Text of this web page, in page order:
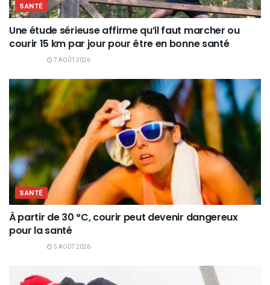
SANTÉ
Une étude sérieuse affirme qu’il faut marcher ou
courir 15 km par jour pour être en bonne santé
7 AOÛT 2026
SANTÉ
À partir de 30 °C, courir peut devenir dangereux
pour la santé
5 AOÛT 2026